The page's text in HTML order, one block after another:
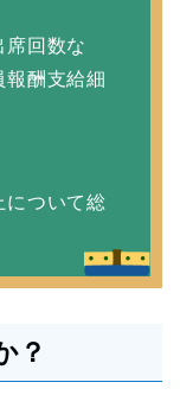
席回数な
報酬支給細
について総
？